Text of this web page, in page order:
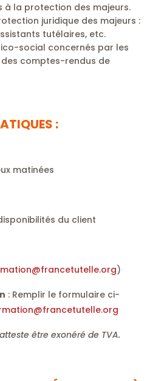
à la protection des majeurs.
juridique des majeurs :
tutélaires, etc.
social concernés par les
comptes-rendus de
:
matinées
du client
)
: Remplir le formulaire ci-
être exonéré de TVA.